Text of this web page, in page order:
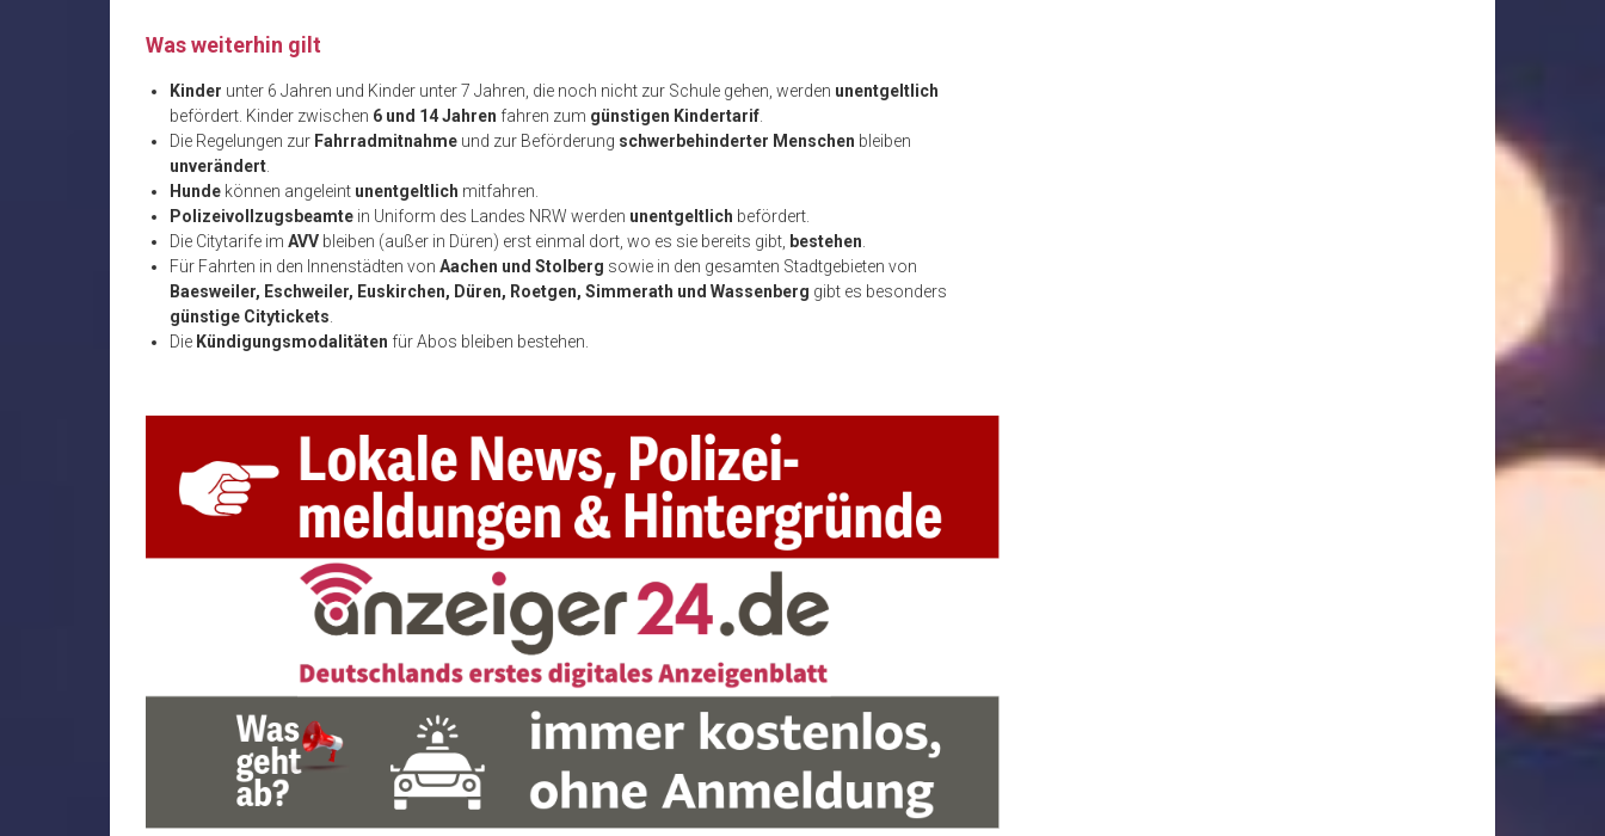
Was weiterhin gilt
Kinder unter 6 Jahren und Kinder unter 7 Jahren, die noch nicht zur Schule gehen, werden unentgeltlich
befördert. Kinder zwischen 6 und 14 Jahren fahren zum günstigen Kindertarif
Die Regelungen zur Fahrradmitnahme und zur Beförderung schwerbehinderter Menschen bleiben
unverändert
Hunde können angeleint unentgeltlich mitfahren.
Polizeivollzugsbeamte in Uniform des Landes NRW werden unentgeltlich befördert.
Die Citytarife im AVV bleiben (außer in Düren) erst einmal dort, wo es sie bereits gibt, bestehen
Für Fahrten in den Innenstädten von Aachen und Stolberg sowie in den gesamten Stadtgebieten von
Baesweiler, Eschweiler, Euskirchen, Düren, Roetgen, Simmerath und Wassenberg gibt es besonders
günstige Citytickets
Die Kündigungsmodalitäten für Abos bleiben bestehen.